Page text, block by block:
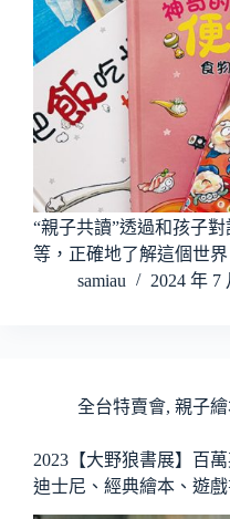
“親子共讀”透過和孩子
等，正確地了解這個世界
samiau
2024 年 7
全台特賣會, 親子
2023【大野狼書展】百
迪士尼、經典繪本、遊